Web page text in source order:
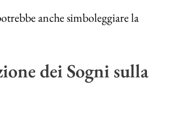
anche simboleggiare la
dei Sogni sulla